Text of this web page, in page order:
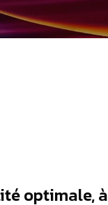
optimale, à